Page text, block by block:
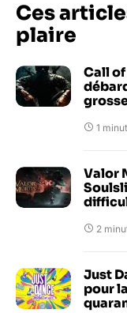
Ces
plaire
Call of
1
Valor
2
Just
pour